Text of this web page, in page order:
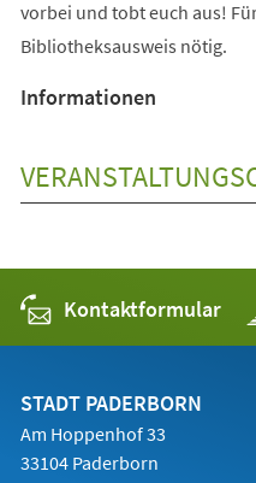
vorbei und tobt euch aus!
Bibliotheksausweis nötig.
Informationen
Kontaktformular
STADT PADERBORN
Am Hoppenhof 33
33104 Paderborn